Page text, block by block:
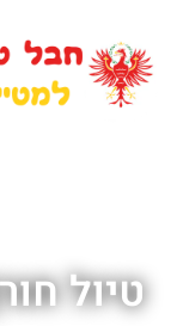
טיול